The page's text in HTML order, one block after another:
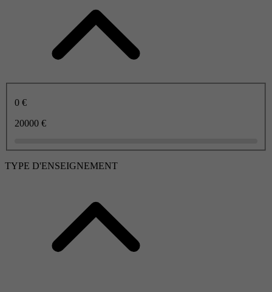
0 €
20000 €
TYPE D'ENSEIGNEMENT